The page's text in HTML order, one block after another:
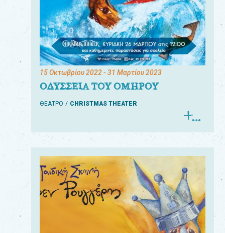
15 Οκτωβρίου 2022- 31 Μαρτίου 2023
ΟΔΥΣΣΕΙΑ ΤΟΥ ΟΜΗΡΟΥ
ΘΕΑΤΡΟ CHRISTMAS THEATER